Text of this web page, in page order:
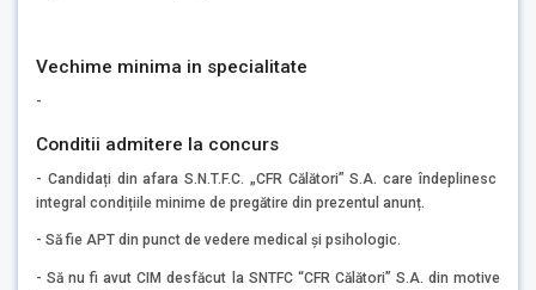
Vechime minima in specialitate
-
Conditii admitere la concurs
- Candidați din afara S.N.T.F.C. „CFR Călători” S.A. care îndeplinesc
integral condițiile minime de pregătire din prezentul anunț.
- Să fie APT din punct de vedere medical și psihologic.
- Să nu fi avut CIM desfăcut la SNTFC “CFR Călători” S.A. din motive